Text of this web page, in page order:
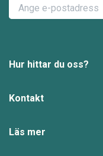
Hur hittar du oss?
Kontakt
Läs mer